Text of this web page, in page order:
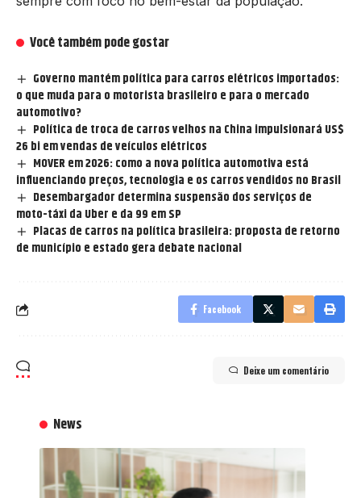
Você também pode gostar
Governo mantém política para carros elétricos importados:
o que muda para o motorista brasileiro e para o mercado
automotivo?
Política de troca de carros velhos na China impulsionará US$
26 bi em vendas de veículos elétricos
MOVER em 2026: como a nova política automotiva está
influenciando preços, tecnologia e os carros vendidos no Brasil
Desembargador determina suspensão dos serviços de
moto-táxi da Uber e da 99 em SP
Placas de carros na política brasileira: proposta de retorno
de município e estado gera debate nacional
Facebook
Deixe um comentário
News